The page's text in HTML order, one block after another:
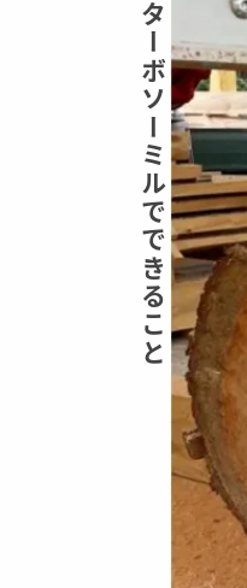
ターボソーミルでできること